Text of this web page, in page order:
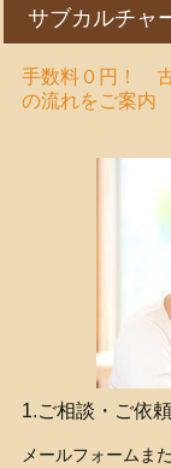
サブカルチャ
手数料０円！
の流れをご案内
1.ご相談・ご依頼
メールフォームま